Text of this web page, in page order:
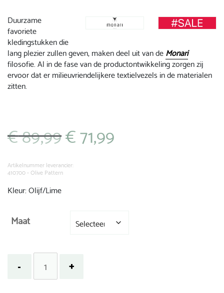
Duurzame
favoriete
kledingstukken die
lang plezier zullen geven, maken deel uit van deMonari
filosofie. Al in de fase van de productontwikkeling zorgen zij
ervoor dat er milieuvriendelijkere textielvezels in de materialen
zitten.
€89,99 Oorspronkelijke
prijs
€ 89,99.
€71,99
Artikelnummer leverancier:
410700 - Olive Pattern
Kleur: Olijf/Lime
Maat